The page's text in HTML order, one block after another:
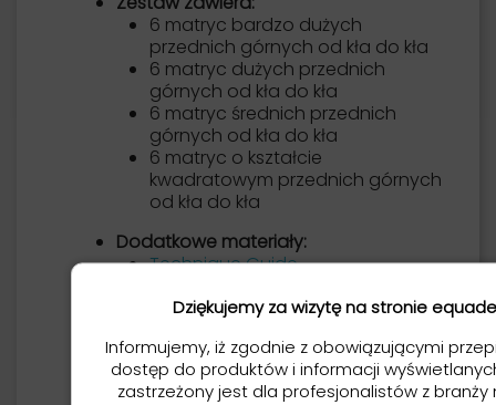
6 matryc bardzo dużych
przednich górnych od kła do kła
6 matryc dużych przednich
górnych od kła do kła
6 matryc średnich przednich
górnych od kła do kła
6 matryc o kształcie
kwadratowym przednich górnych
od kła do kła
Dodatkowe materiały:
Technique Guide
Dziękujemy za wizytę na stronie
Informujemy, iż zgodnie z obowiązującymi
dostęp do produktów i informacji
zastrzeżony jest dla profesjonalistów z branży